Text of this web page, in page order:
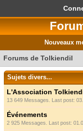
Nouveaux
Forums de Tolkiendil
Sujets divers...
L'Association
13 649 Messages. Last post:
Événements
2 925 Messages. Last post: